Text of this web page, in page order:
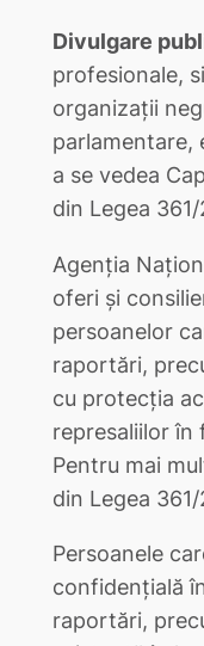
Divulgare
profesionale,
organizații
parlamentare,
a se vedea
din Legea
Agenția
oferi și
persoanelor
raportări,
cu protecția
represaliilor
Pentru mai
din Legea
Persoanele
confidențială
raportări,